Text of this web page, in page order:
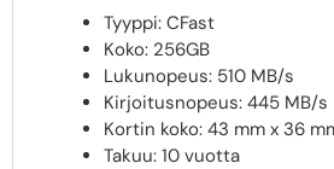
Tyyppi: CFast
Koko: 256GB
Lukunopeus: 510 MB/s
Kirjoitusnopeus: 445 MB/s
Kortin koko: 43 mm x 36
Takuu: 10 vuotta